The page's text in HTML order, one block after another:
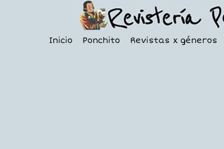
Inicio Ponchito Revistas x géneros